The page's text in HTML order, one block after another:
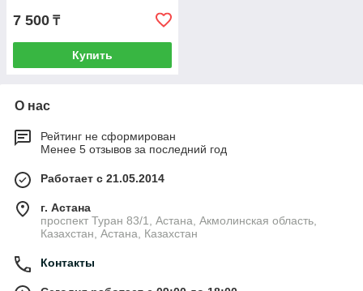
7 500 ₸
Купить
О нас
Рейтинг не сформирован
Менее 5 отзывов за последний год
Работает с 21.05.2014
г. Астана
проспект Туран 83/1, Астана, Акмолинская область,
Казахстан, Астана, Казахстан
Контакты